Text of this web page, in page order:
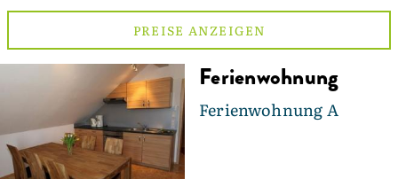
PREISE ANZEIGEN
Ferienwohnung
Ferienwohnung A